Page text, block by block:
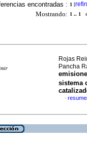
encontradas : 1 [
Mostrando: 1 .. 1
Rojas
Pancha
sistema
·